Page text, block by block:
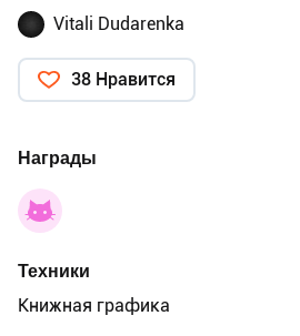
Vitali Dudarenka
38 Нравится
Награды
Техники
Книжная графика